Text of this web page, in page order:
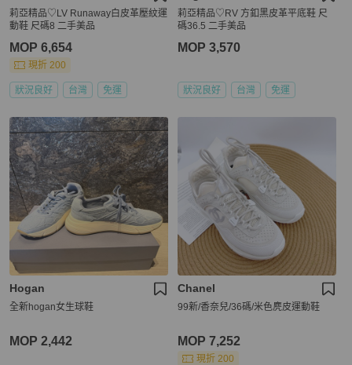
莉亞精品♡LV Runaway白皮革壓紋運
動鞋 尺碼8 二手美品
MOP 6,654
現折 200
狀況良好 台灣 免運
莉亞精品♡RV 方釦黑皮革平底鞋 尺
碼36.5 二手美品
MOP 3,570
狀況良好 台灣 免運
Hogan
全新hogan女生球鞋
MOP 2,442
Chanel
99新/香奈兒/36碼/米色麂皮運動鞋
MOP 7,252
現折 200